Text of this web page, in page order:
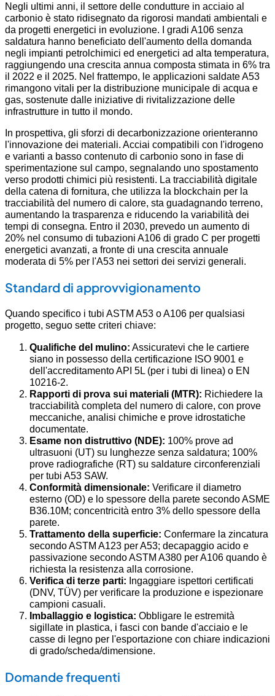
Negli ultimi anni, il settore delle condutture in acciaio al
carbonio è stato ridisegnato da rigorosi mandati ambientali e
da progetti energetici in evoluzione. I gradi A106 senza
saldatura hanno beneficiato dell'aumento della domanda
negli impianti petrolchimici ed energetici ad alta temperatura,
raggiungendo una crescita annua composta stimata in 6% tra
il 2022 e il 2025. Nel frattempo, le applicazioni saldate A53
rimangono vitali per la distribuzione municipale di acqua e
gas, sostenute dalle iniziative di rivitalizzazione delle
infrastrutture in tutto il mondo.
In prospettiva, gli sforzi di decarbonizzazione orienteranno
l'innovazione dei materiali. Acciai compatibili con l'idrogeno
e varianti a basso contenuto di carbonio sono in fase di
sperimentazione sul campo, segnalando uno spostamento
verso prodotti chimici più resistenti. La tracciabilità digitale
della catena di fornitura, che utilizza la blockchain per la
tracciabilità del numero di calore, sta guadagnando terreno,
aumentando la trasparenza e riducendo la variabilità dei
tempi di consegna. Entro il 2030, prevedo un aumento di
20% nel consumo di tubazioni A106 di grado C per progetti
energetici avanzati, a fronte di una crescita annuale
moderata di 5% per l'A53 nei settori dei servizi generali.
Standard di approvvigionamento
Quando specifico i tubi ASTM A53 o A106 per qualsiasi
progetto, seguo sette criteri chiave:
Qualifiche del mulino: Assicuratevi che le cartiere
siano in possesso della certificazione ISO 9001 e
dell'accreditamento API 5L (per i tubi di linea) o EN
10216-2.
Rapporti di prova sui materiali (MTR): Richiedere la
tracciabilità completa del numero di calore, con prove
meccaniche, analisi chimiche e prove idrostatiche
documentate.
Esame non distruttivo (NDE): 100% prove ad
ultrasuoni (UT) su lunghezze senza saldatura; 100%
prove radiografiche (RT) su saldature circonferenziali
per tubi A53 SAW.
Conformità dimensionale: Verificare il diametro
esterno (OD) e lo spessore della parete secondo ASME
B36.10M; concentricità entro 3% dello spessore della
parete.
Trattamento della superficie: Confermare la zincatura
secondo ASTM A123 per A53; decapaggio acido e
passivazione secondo ASTM A380 per A106 quando è
richiesta la resistenza alla corrosione.
Verifica di terze parti: Ingaggiare ispettori certificati
(DNV, TÜV) per verificare la produzione e ispezionare
campioni casuali.
Imballaggio e logistica: Obbligare le estremità
sigillate in plastica, i fasci con bande d'acciaio e le
casse di legno per l'esportazione con chiare indicazioni
di grado/scheda/dimensione.
Domande frequenti